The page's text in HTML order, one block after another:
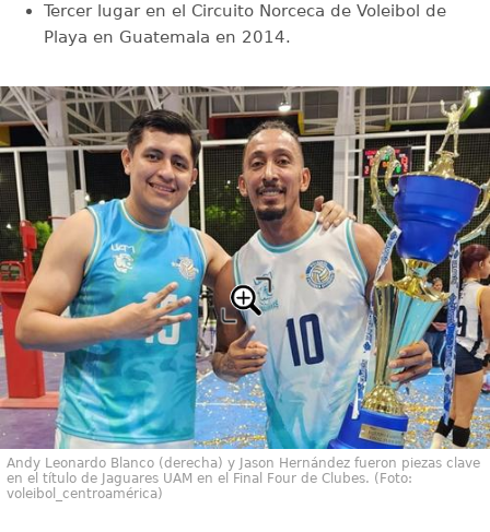
Tercer lugar en el Circuito Norceca de Voleibol de
Playa en Guatemala en 2014.
Andy Leonardo Blanco (derecha) y Jason Hernández fueron piezas clave
en el título de Jaguares UAM en el Final Four de Clubes. (Foto:
voleibol_centroamérica)